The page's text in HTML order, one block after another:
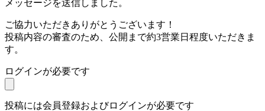
メッセージを送信しました。
ご協力いただきありがとうございます！
投稿内容の審査のため、公開まで約3営業日程度いただきま
す。
ログインが必要です
投稿には会員登録およびログインが必要です